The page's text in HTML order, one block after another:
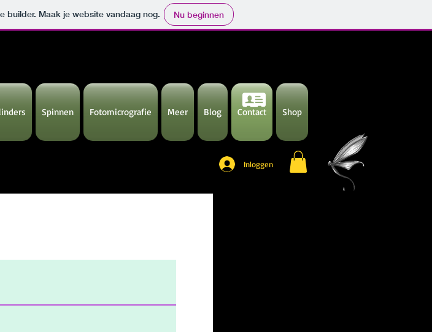
builder. Maak je website vandaag nog. Nu beginnen
Spinnen Fotomicrografie Meer Blog Contact Shop
Inloggen